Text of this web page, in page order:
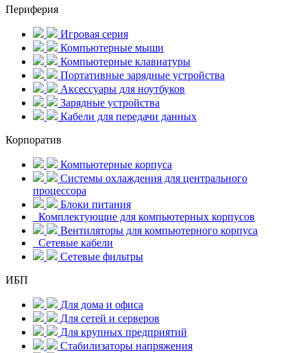
Периферия
Игровая серия
Компьютерные мыши
Компьютерные клавиатуры
Портативные зарядные устройства
Аксессуары для ноутбуков
Зарядные устройства
Кабели для передачи данных
Корпоратив
Компьютерные корпуса
Системы охлаждения для центрального
процессора
Блоки питания
Комплектующие для компьютерных корпусов
Вентиляторы для компьютерного корпуса
Сетевые кабели
Сетевые фильтры
ИБП
Для дома и офиса
Для сетей и серверов
Для крупных предприятий
Стабилизаторы напряжения